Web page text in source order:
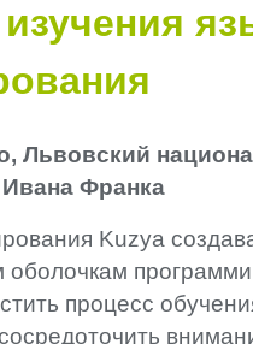
Львовский
Франка
Kuzya
оболочкам
процесс